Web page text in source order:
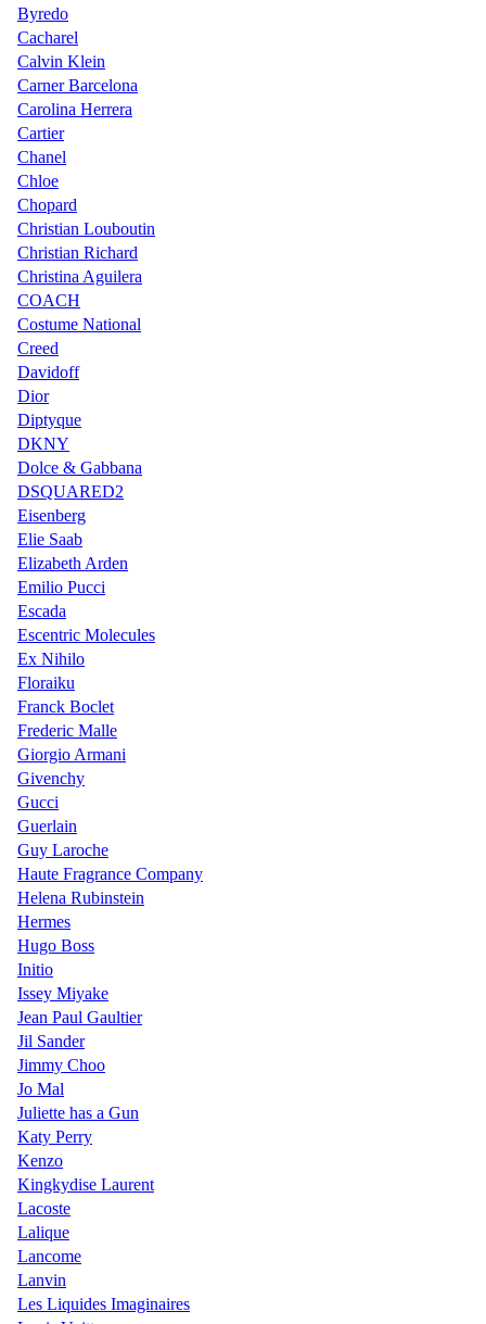
Byredo
Cacharel
Calvin Klein
Carner Barcelona
Carolina Herrera
Cartier
Chanel
Chloe
Chopard
Christian Louboutin
Christian Richard
Christina Aguilera
COACH
Costume National
Creed
Davidoff
Dior
Diptyque
DKNY
Dolce & Gabbana
DSQUARED2
Eisenberg
Elie Saab
Elizabeth Arden
Emilio Pucci
Escada
Escentric Molecules
Ex Nihilo
Floraiku
Franck Boclet
Frederic Malle
Giorgio Armani
Givenchy
Gucci
Guerlain
Guy Laroche
Haute Fragrance Company
Helena Rubinstein
Hermes
Hugo Boss
Initio
Issey Miyake
Jean Paul Gaultier
Jil Sander
Jimmy Choo
Jo Mal
Juliette has a Gun
Katy Perry
Kenzo
Kingkydise Laurent
Lacoste
Lalique
Lancome
Lanvin
Les Liquides Imaginaires